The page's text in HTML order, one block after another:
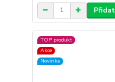
TOP produkt
Akce
Novinka